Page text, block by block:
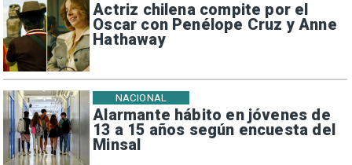
Actriz chilena compite por el
Oscar con Penélope Cruz y Anne
Hathaway
Alarmante hábito en jóvenes de
13 a 15 años según encuesta del
Minsal
NACIONAL